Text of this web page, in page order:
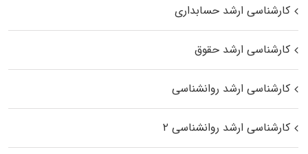
کارشناسی ارشد حسابداری
کارشناسی ارشد حقوق
کارشناسی ارشد روانشناسی
کارشناسی ارشد روانشناسی ۲